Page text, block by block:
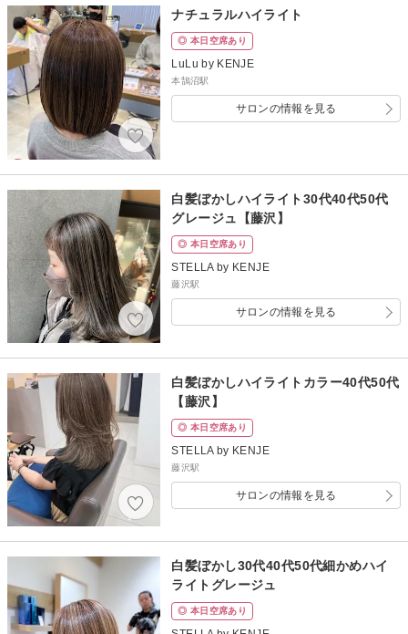
ナチュラルハイライト
◎ 本日空席あり
LuLu by KENJE
本鵠沼駅
サロンの情報を見る
白髪ぼかしハイライト30代40代50代
グレージュ【藤沢】
◎ 本日空席あり
STELLA by KENJE
藤沢駅
サロンの情報を見る
白髪ぼかしハイライトカラー40代50代
【藤沢】
◎ 本日空席あり
STELLA by KENJE
藤沢駅
サロンの情報を見る
白髪ぼかし30代40代50代細かめハイ
ライトグレージュ
◎ 本日空席あり